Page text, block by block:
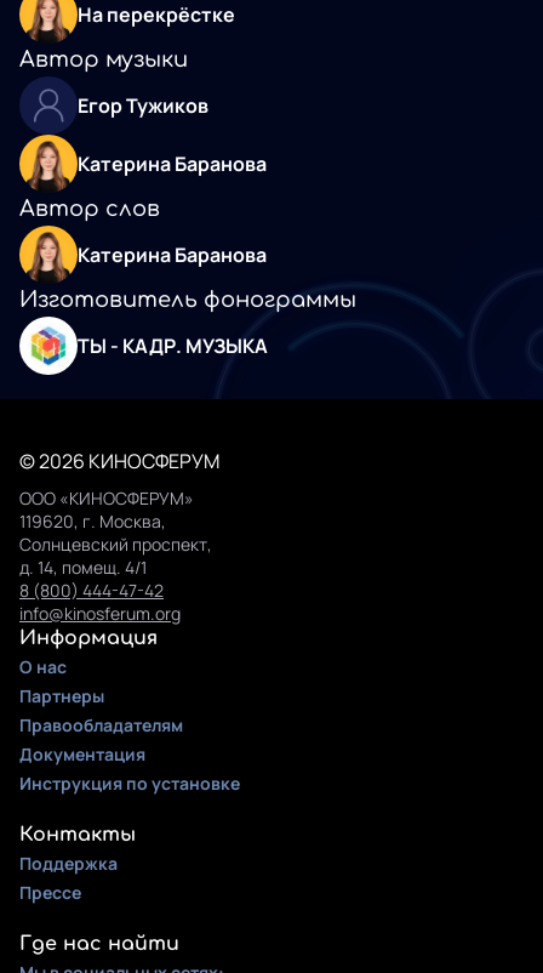
На перекрёстке
Автор музыки
Егор Тужиков
Катерина Баранова
Автор слов
Катерина Баранова
Изготовитель фонограммы
ТЫ - КАДР. МУЗЫКА
© 2026 КИНОСФЕРУМ
ООО «КИНОСФЕРУМ»
119620, г. Москва,
Солнцевский проспект,
д. 14, помещ. 4/1
8 (800) 444-47-42
info@kinosferum.org
Информация
О нас
Партнеры
Правообладателям
Документация
Инструкция по установке
Контакты
Поддержка
Прессе
Где нас найти